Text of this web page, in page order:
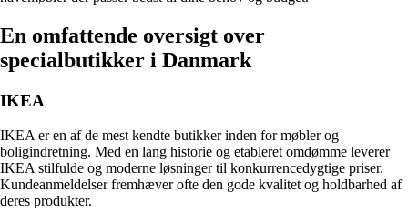
En omfattende oversigt over
specialbutikker i Danmark
IKEA
IKEA er en af de mest kendte butikker inden for møbler og
boligindretning. Med en lang historie og etableret omdømme leverer
IKEA stilfulde og moderne løsninger til konkurrencedygtige priser.
Kundeanmeldelser fremhæver ofte den gode kvalitet og holdbarhed af
deres produkter.